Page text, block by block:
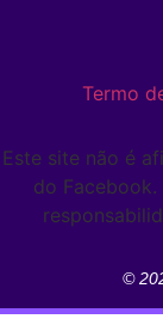
Termo
Este site não é
do
©